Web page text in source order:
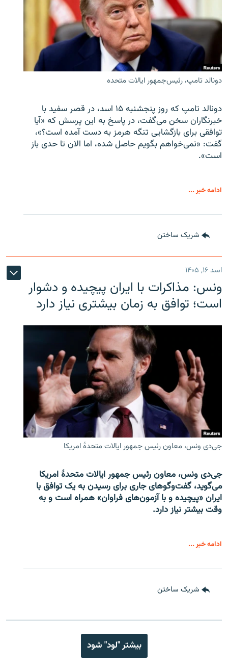
دونالد تامپ، رئیس‌جمهور ایالات متحده
دونالد تامپ که روز پنجشنبه ۱۵ اسد، در قصر سفید با
خبرنگاران سخن می‌گفت، در پاسخ به این پرسش که «آیا
توافقی برای بازگشایی تنگه هرمز به دست آمده است؟»،
گفت: «نمی‌خواهم بگویم حاصل شده، اما الان تا حدی باز
است».
ادامه خبر ...
شریک ساختن
اسد ۱۶, ۱۴۰۵
ونس: مذاکرات با ایران پیچیده و دشوار
است؛ توافق به زمان بیشتری نیاز دارد
جی‌دی ونس، معاون رئیس جمهور ایالات متحدۀ امریکا
جی‌دی ونس، معاون رئیس جمهور ایالات متحدۀ امریکا
می‌گوید، گفت‌وگوهای جاری برای رسیدن به یک توافق با
ایران «پیچیده و با آزمون‌های فراوان» همراه است و به
وقت بیشتر نیاز دارد.
ادامه خبر ...
شریک ساختن
بیشتر "لود" شود